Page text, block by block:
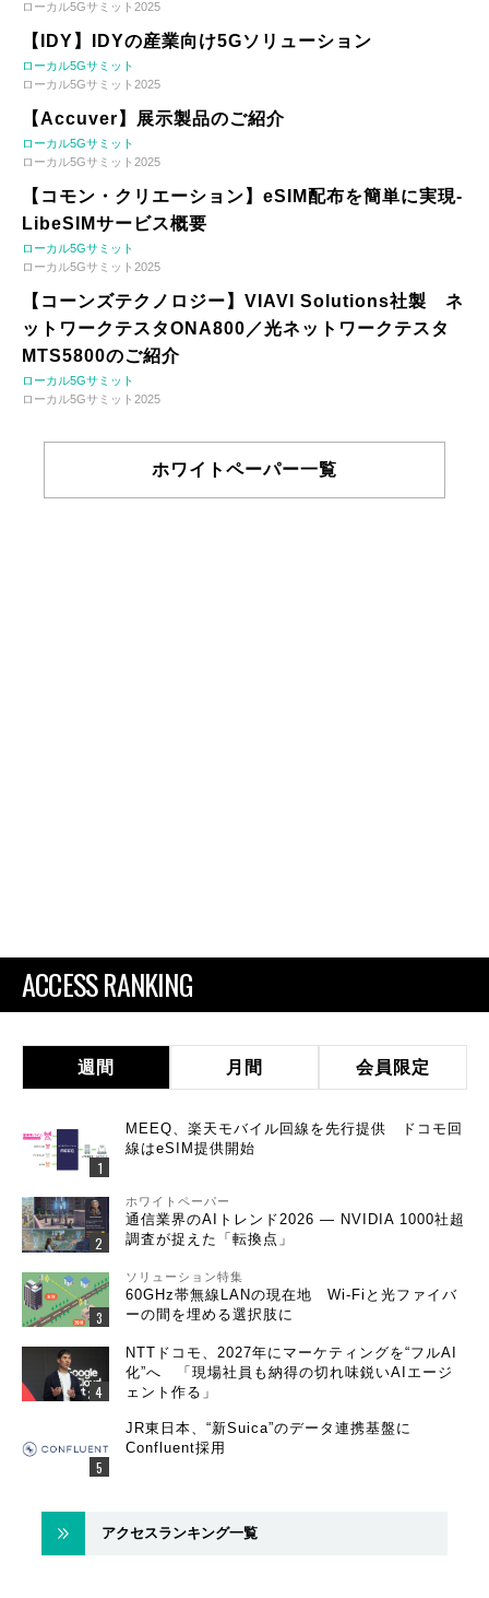
ローカル5Gサミット2025
【IDY】IDYの産業向け5Gソリューション
ローカル5Gサミット
ローカル5Gサミット2025
【Accuver】展示製品のご紹介
ローカル5Gサミット
ローカル5Gサミット2025
【コモン・クリエーション】eSIM配布を簡単に実現-
LibeSIMサービス概要
ローカル5Gサミット
ローカル5Gサミット2025
【コーンズテクノロジー】VIAVI Solutions社製 ネ
ットワークテスタONA800／光ネットワークテスタ
MTS5800のご紹介
ローカル5Gサミット
ローカル5Gサミット2025
ホワイトペーパー一覧
ACCESS RANKING
週間 月間 会員限定
MEEQ、楽天モバイル回線を先行提供 ドコモ回
線はeSIM提供開始
ホワイトペーパー
通信業界のAIトレンド2026 ― NVIDIA 1000社超
調査が捉えた「転換点」
ソリューション特集
60GHz帯無線LANの現在地 Wi-Fiと光ファイバ
ーの間を埋める選択肢に
NTTドコモ、2027年にマーケティングを“フルAI
化”へ 「現場社員も納得の切れ味鋭いAIエージ
ェント作る」
JR東日本、“新Suica”のデータ連携基盤に
Confluent採用
アクセスランキング一覧